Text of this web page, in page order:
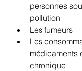
personnes
pollution
Les fumeurs
Les
médicaments
chronique